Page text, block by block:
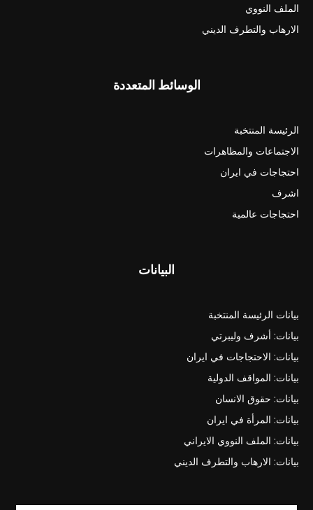
الملف النووي
الارهاب والتطرف الديني
الوسائط المتعددة
الرئيسة المنتخبة
الاجتماعات والمظاهرات
احتجاجات في ايران
اشرف
احتجاجات عالمية
البيانات
بيانات الرئيسة المنتخبة
بيانات: أشرف وليبرتي
بيانات: الاحتجاجات في ايران
بيانات: المواقف الدولية
بيانات: حقوق الانسان
بيانات: المرأة في ايران
بيانات: الملف النووي الايراني
بيانات: الارهاب والتطرف الديني